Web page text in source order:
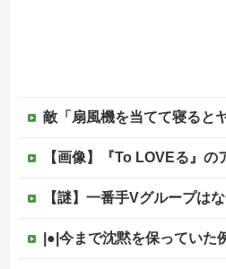
敵「扇風機を当てて寝るとヤバいぞ！」 ワイ「
【画像】『To LOVEる』のアクキー、
【謎】一番手Vグループはなぜ任天堂か
|●|今まで沈黙を保っていた例の男が反高市活動を再開した模